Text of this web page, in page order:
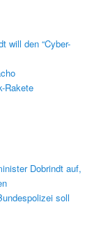
will den “Cyber-
Rakete
Dobrindt auf,
soll